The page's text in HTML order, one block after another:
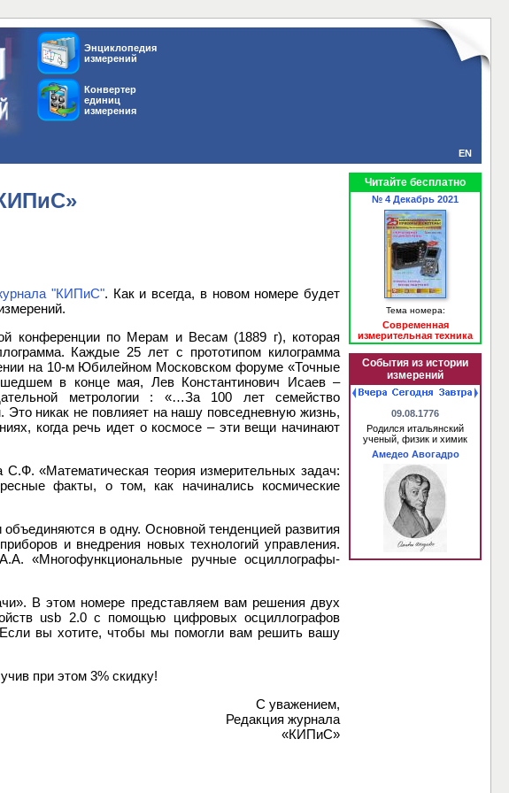
Энциклопедия
измерений
Конвертер
единиц
измерения
EN
"КИПиС". Как и всегда, в новом номере будет
конференции по Мерам и Весам (1889 г), которая
Каждые 25 лет с прототипом килограмма
на 10-м Юбилейном Московском форуме «Точные
в конце мая, Лев Константинович Исаев –
метрологии : «…За 100 лет семейство
никак не повлияет на нашу повседневную жизнь,
когда речь идет о космосе – эти вещи начинают
«Математическая теория измерительных задач:
факты, о том, как начинались космические
в одну. Основной тенденцией развития
и внедрения новых технологий управления.
«Многофункциональные ручные осциллографы-
В этом номере представляем вам решения двух
usb 2.0 с помощью цифровых осциллографов
вы хотите, чтобы мы помогли вам решить вашу
при этом 3% скидку!
С уважением,
Редакция журнала
«КИПиС»
Читайте бесплатно
№ 4 Декабрь 2021
Тема номера:
Современная
измерительная техника
События из истории
измерений
09.08.1776
Родился итальянский
ученый, физик и химик
Амедео Авогадро